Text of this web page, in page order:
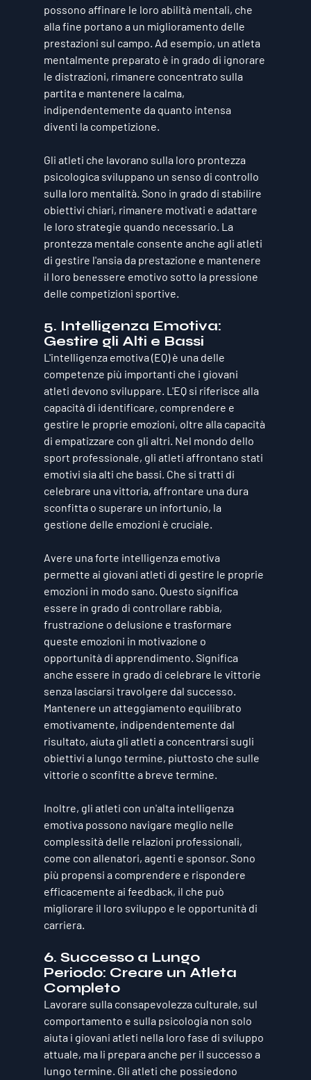
possono affinare le loro abilità mentali, che
alla fine portano a un miglioramento delle
prestazioni sul campo. Ad esempio, un atleta
mentalmente preparato è in grado di ignorare
le distrazioni, rimanere concentrato sulla
partita e mantenere la calma,
indipendentemente da quanto intensa
diventi la competizione.
Gli atleti che lavorano sulla loro prontezza
psicologica sviluppano un senso di controllo
sulla loro mentalità. Sono in grado di stabilire
obiettivi chiari, rimanere motivati e adattare
le loro strategie quando necessario. La
prontezza mentale consente anche agli atleti
di gestire l'ansia da prestazione e mantenere
il loro benessere emotivo sotto la pressione
delle competizioni sportive.
5. Intelligenza Emotiva:
Gestire gli Alti e Bassi
L'intelligenza emotiva (EQ) è una delle
competenze più importanti che i giovani
atleti devono sviluppare. L'EQ si riferisce alla
capacità di identificare, comprendere e
gestire le proprie emozioni, oltre alla capacità
di empatizzare con gli altri. Nel mondo dello
sport professionale, gli atleti affrontano stati
emotivi sia alti che bassi. Che si tratti di
celebrare una vittoria, affrontare una dura
sconfitta o superare un infortunio, la
gestione delle emozioni è cruciale.
Avere una forte intelligenza emotiva
permette ai giovani atleti di gestire le proprie
emozioni in modo sano. Questo significa
essere in grado di controllare rabbia,
frustrazione o delusione e trasformare
queste emozioni in motivazione o
opportunità di apprendimento. Significa
anche essere in grado di celebrare le vittorie
senza lasciarsi travolgere dal successo.
Mantenere un atteggiamento equilibrato
emotivamente, indipendentemente dal
risultato, aiuta gli atleti a concentrarsi sugli
obiettivi a lungo termine, piuttosto che sulle
vittorie o sconfitte a breve termine.
Inoltre, gli atleti con un'alta intelligenza
emotiva possono navigare meglio nelle
complessità delle relazioni professionali,
come con allenatori, agenti e sponsor. Sono
più propensi a comprendere e rispondere
efficacemente ai feedback, il che può
migliorare il loro sviluppo e le opportunità di
carriera.
6. Successo a Lungo
Periodo: Creare un Atleta
Completo
Lavorare sulla consapevolezza culturale, sul
comportamento e sulla psicologia non solo
aiuta i giovani atleti nella loro fase di sviluppo
attuale, ma li prepara anche per il successo a
lungo termine. Gli atleti che possiedono